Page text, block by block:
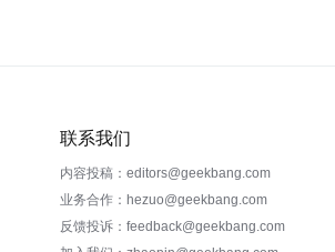
联系我们
内容投稿：editors@geekbang.com
业务合作：hezuo@geekbang.com
反馈投诉：feedback@geekbang.com